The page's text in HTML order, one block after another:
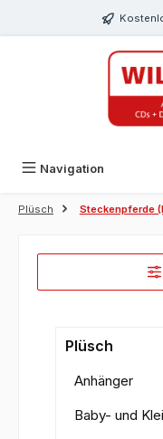
Navigation
Plüsch Steckenpferde
Plüsch
Anhänger
Baby- und